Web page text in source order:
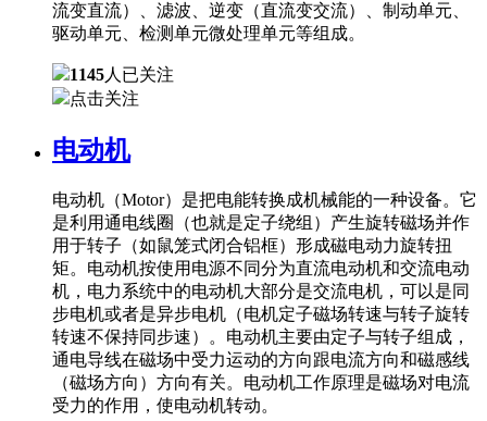
流变直流）、滤波、逆变（直流变交流）、制动单元、
驱动单元、检测单元微处理单元等组成。
1145人已关注
点击关注
电动机
电动机（Motor）是把电能转换成机械能的一种设备。它
是利用通电线圈（也就是定子绕组）产生旋转磁场并作
用于转子（如鼠笼式闭合铝框）形成磁电动力旋转扭
矩。电动机按使用电源不同分为直流电动机和交流电动
机，电力系统中的电动机大部分是交流电机，可以是同
步电机或者是异步电机（电机定子磁场转速与转子旋转
转速不保持同步速）。电动机主要由定子与转子组成，
通电导线在磁场中受力运动的方向跟电流方向和磁感线
（磁场方向）方向有关。电动机工作原理是磁场对电流
受力的作用，使电动机转动。